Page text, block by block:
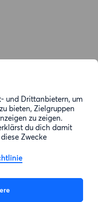
und Drittanbietern, um
bieten, Zielgruppen
zu zeigen.
du dich damit
Zwecke